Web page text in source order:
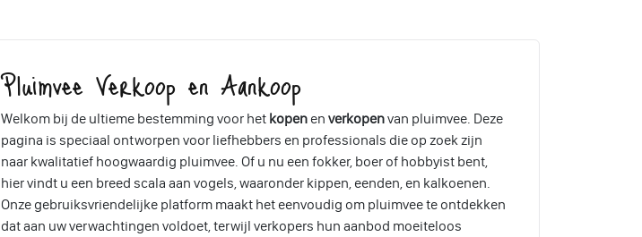
Pluimvee Verkoop en Aankoop
Welkom bij de ultieme bestemming voor het kopen enverkopenvan pluimvee. Deze
pagina is speciaal ontworpen voor liefhebbers en professionals die op zoek zijn
naar kwalitatief hoogwaardig pluimvee. Of u nu een fokker, boer of hobbyist bent,
hier vindt u een breed scala aan vogels, waaronder kippen, eenden, en kalkoenen.
Onze gebruiksvriendelijke platform maakt het eenvoudig om pluimvee te ontdekken
dat aan uw verwachtingen voldoet, terwijl verkopers hun aanbod moeiteloos